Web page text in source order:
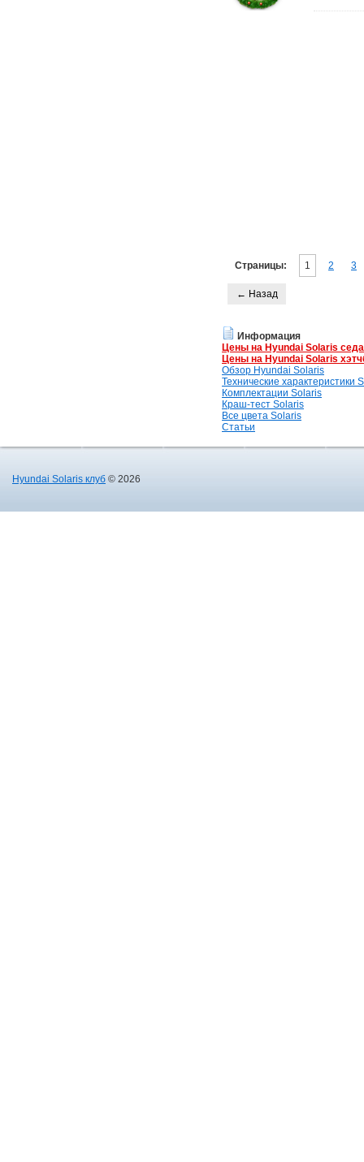
Страницы: 1 2 3
← Назад
Информация
Цены на Hyundai Solaris
Цены на Hyundai Solaris
Обзор Hyundai Solaris
Технические характеристики
Комплектации Solaris
Краш-тест Solaris
Все цвета Solaris
Статьи
Hyundai Solaris клуб © 2026